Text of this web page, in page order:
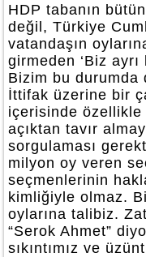
HDP tabanın
değil, Türkiye
vatandaşın
girmeden ‘Biz
Bizim bu durumda
İttifak üzerine bir
içerisinde
açıktan tavır
sorgulaması
milyon oy veren
seçmenlerinin
kimliğiyle olmaz.
oylarına talibiz.
“Serok Ahmet”
sıkıntımız ve